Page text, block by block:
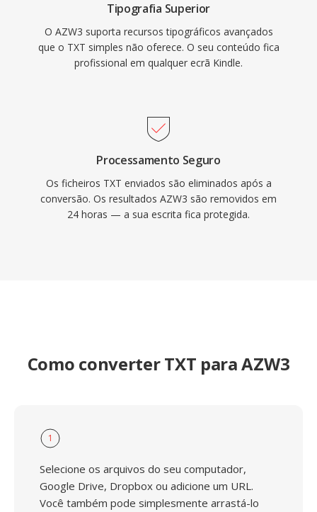
Tipografia Superior
O AZW3 suporta recursos tipográficos avançados
que o TXT simples não oferece. O seu conteúdo fica
profissional em qualquer ecrã Kindle.
Processamento Seguro
Os ficheiros TXT enviados são eliminados após a
conversão. Os resultados AZW3 são removidos em
24 horas — a sua escrita fica protegida.
Como converter TXT para AZW3
1
Selecione os arquivos do seu computador,
Google Drive, Dropbox ou adicione um URL.
Você também pode simplesmente arrastá-lo